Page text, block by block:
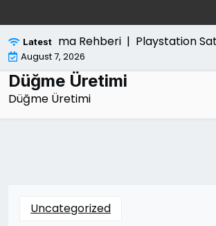
to
content
Latest
Kurtulma Rehberi | Playstation
August 7, 2026
Düğme Üretimi
Düğme Üretimi
Uncategorized